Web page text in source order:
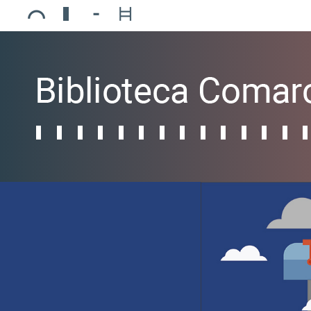
Ajuntament de Mollerussa
Biblioteca Comarcal Jaume Vila
Piscines de Mollerussa